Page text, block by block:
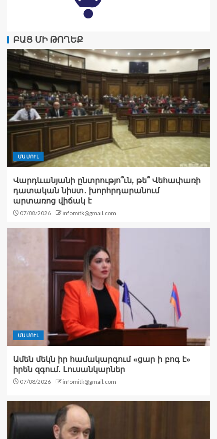
ԲԱՑ ՄԻ ԹՈՂԵՔ
ՄԱՄՈՒԼ
Վարդևանյանի ընտրությո՞ւն, թե՞ Վեհափառի
դատական նիստ․ խորհրդարանում
արտառոց վիճակ է
07/08/2026 infomitk@gmail.com
ՄԱՄՈՒԼ
Ամեն մեկն իր համակարգում «ցար ի բոգ է»
իրեն զգում․ Լուսանկարներ
07/08/2026 infomitk@gmail.com